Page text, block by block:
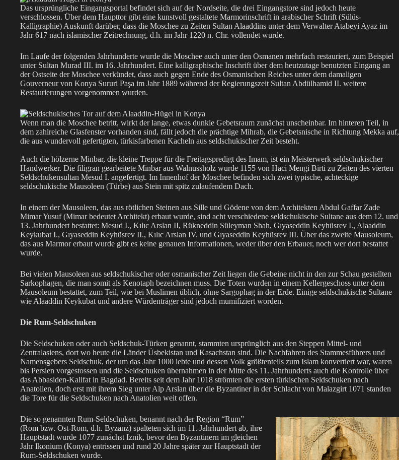
Das ursprüngliche Eingangsportal befindet sich auf der Nordseite, die drei Eingangstore sind jedoch heute
verschlossen. Über dem Haupttor gibt eine kunstvoll gestaltete Marmorinschrift in arabischer Schrift (Sülüs-
Kalligraphie) Auskunft darüber, dass die Moschee zu Zeiten Sultan Alaaddins unter dem Verwalter Atabeyi Ayaz im
Jahr 617 nach islamischer Zeitrechnung, d.h. im Jahr 1220 n. Chr. vollendet wurde.
Im Laufe der folgenden Jahrhunderte wurde die Moschee auch unter den Osmanen mehrfach restauriert, zum Beispiel
unter Sultan Murad III. im 16. Jahrhundert. Eine kalligraphische Inschrift über dem heutzutage benutzten Eingang an
der Ostseite der Moschee verkündet, dass auch gegen Ende des Osmanischen Reiches unter dem damaligen
Gouverneur von Konya Sururi Paşa im Jahr 1889 während der Regierungszeit Sultan Abdülhamid II. weitere
Restaurierungen vorgenommen wurden.
Wenn man die Moschee betritt, wirkt der lange, etwas dunkle Gebetsraum zunächst unscheinbar. Im hinteren Teil, in
dem zahlreiche Glasfenster vorhanden sind, fällt jedoch die prächtige Mihrab, die Gebetsnische in Richtung Mekka auf,
die aus wundervoll gefertigten, türkisfarbenen Kacheln aus seldschukischer Zeit besteht.
Auch die hölzerne Minbar, die kleine Treppe für die Freitagspredigt des Imam, ist ein Meisterwerk seldschukischer
Handwerker. Die filigran gearbeitete Minbar aus Walnussholz wurde 1155 von Haci Mengi Birti zu Zeiten des vierten
Seldschukensultan Mesud I. angefertigt. Im Innenhof der Moschee befinden sich zwei typische, achteckige
seldschukische Mausoleen (Türbe) aus Stein mit spitz zulaufendem Dach.
In einem der Mausoleen, das aus rötlichen Steinen aus Sille und Gödene von dem Architekten Abdul Gaffar Zade
Mimar Yusuf (Mimar bedeutet Architekt) erbaut wurde, sind acht verschiedene seldschukische Sultane aus dem 12. und
13. Jahrhundert bestattet: Mesud I., Kılıc Arslan II, Rükneddin Süleyman Shah, Gıyaseddin Keyhüsrev I., Alaaddin
Keykubat I., Gıyaseddin Keyhüsrev II., Kılıc Arslan IV. und Gıyaseddin Keyhüsrev III. Über das zweite Mausoleum,
das aus Marmor erbaut wurde gibt es keine genauen Informationen, weder über den Erbauer, noch wer dort bestattet
wurde.
Bei vielen Mausoleen aus seldschukischer oder osmanischer Zeit liegen die Gebeine nicht in den zur Schau gestellten
Sarkophagen, die man somit als Kenotaph bezeichnen muss. Die Toten wurden in einem Kellergeschoss unter dem
Mausoleum bestattet, zum Teil, wie bei Muslimen üblich, ohne Sargophag in der Erde. Einige seldschukische Sultane
wie Alaaddin Keykubat und andere Würdenträger sind jedoch mumifiziert worden.
Die Rum-Seldschuken
Die Seldschuken oder auch Seldschuk-Türken genannt, stammten ursprünglich aus den Steppen Mittel- und
Zentralasiens, dort wo heute die Länder Üsbekistan und Kasachstan sind. Die Nachfahren des Stammesführers und
Namensgebers Seldschuk, der um das Jahr 1000 lebte und dessen Volk größtenteils zum Islam konvertiert war, waren
bis Persien vorgestossen und die Seldschuken übernahmen in der Mitte des 11. Jahrhunderts auch die Kontrolle über
das Abbasiden-Kalifat in Bagdad. Bereits seit dem Jahr 1018 strömten die ersten türkischen Seldschuken nach
Anatolien, doch erst mit ihrem Sieg unter Alp Arslan über die Byzantiner in der Schlacht von Malazgirt 1071 standen
die Tore für die Seldschuken nach Anatolien weit offen.
Die so genannten Rum-Seldschuken, benannt nach der Region “Rum”
(Rom bzw. Ost-Rom, d.h. Byzanz) spalteten sich im 11. Jahrhundert ab, ihre
Hauptstadt wurde 1077 zunächst Iznik, bevor den Byzantinern im gleichen
Jahr Ikonium (Konya) entrissen und rund 20 Jahre später zur Hauptstadt der
Rum-Seldschuken wurde.